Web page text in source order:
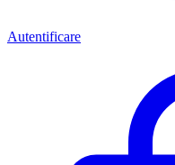
Autentificare